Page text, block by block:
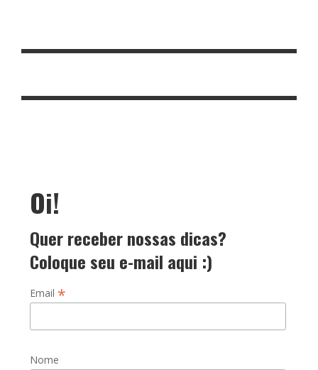
Oi!
Quer receber nossas dicas?
Coloque seu e-mail aqui :)
Email *
Nome